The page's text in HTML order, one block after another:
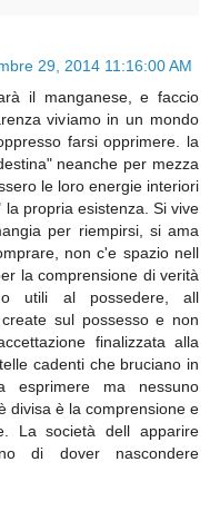
29, 2014 11:16:00 AM
il manganese, e faccio
viviamo in un mondo
farsi opprimere. la
neanche per mezza
le loro energie interiori
propria esistenza. Si vive
per riempirsi, si ama
non c'e spazio nell
la comprensione di verità
utili al possedere, all
sul possesso e non
finalizzata alla
cadenti che bruciano in
esprimere ma nessuno
divisa è la comprensione e
La società dell apparire
di dover nascondere